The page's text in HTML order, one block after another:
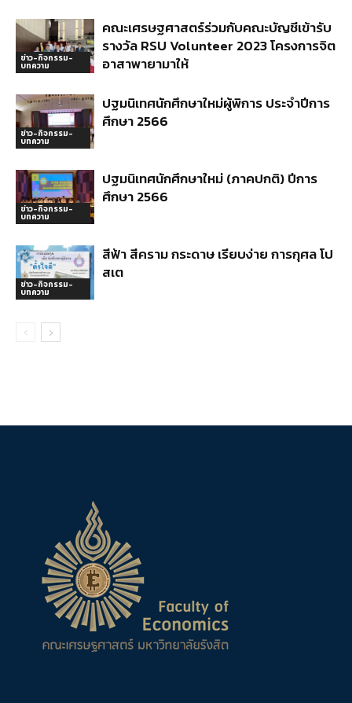
ข่าว-กิจกรรม-
บทความ
คณะเศรษฐศาสตร์ร่วมกับคณะบัญชีเข้ารับ
รางวัล RSU Volunteer 2023 โครงการจิต
อาสาพายามาให้
ข่าว-กิจกรรม-
บทความ
ปฐมนิเทศนักศึกษาใหม่ผู้พิการ ประจำปีการ
ศึกษา 2566
ข่าว-กิจกรรม-
บทความ
ปฐมนิเทศนักศึกษาใหม่ (ภาคปกติ) ปีการ
ศึกษา 2566
ข่าว-กิจกรรม-
บทความ
สีฟ้า สีคราม กระดาษ เรียบง่าย การกุศล โป
สเต